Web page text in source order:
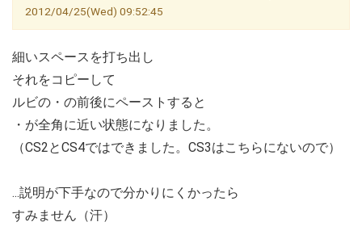
2012/04/25(Wed) 09:52:45
細いスペースを打ち出し
それをコピーして
ルビの・の前後にペーストすると
・が全角に近い状態になりました。
（CS2とCS4ではできました。CS3はこちらにないので）
...説明が下手なので分かりにくかったら
すみません（汗）